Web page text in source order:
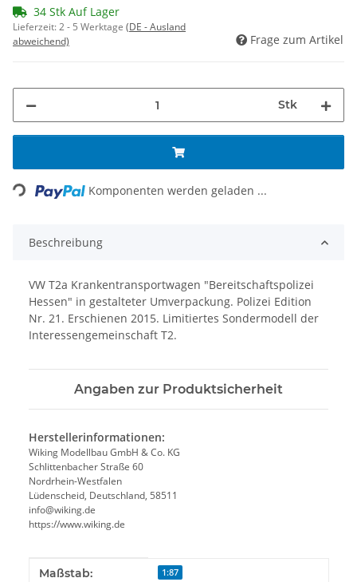
34 Stk Auf Lager
Lieferzeit:2 - 5 Werktage (DE - Ausland
abweichend)
Frage zum Artikel
Stk
Loading... Komponenten werden geladen ...
Beschreibung
VW T2a Krankentransportwagen "Bereitschaftspolizei
Hessen" in gestalteter Umverpackung. Polizei Edition
Nr. 21. Erschienen 2015. Limitiertes Sondermodell der
Interessengemeinschaft T2.
Angaben zur Produktsicherheit
Herstellerinformationen:
Wiking Modellbau GmbH & Co. KG
Schlittenbacher Straße 60
Nordrhein-Westfalen
Lüdenscheid, Deutschland, 58511
info@wiking.de
https://www.wiking.de
Produkteigenschaft
Wert
Maßstab: 1:87